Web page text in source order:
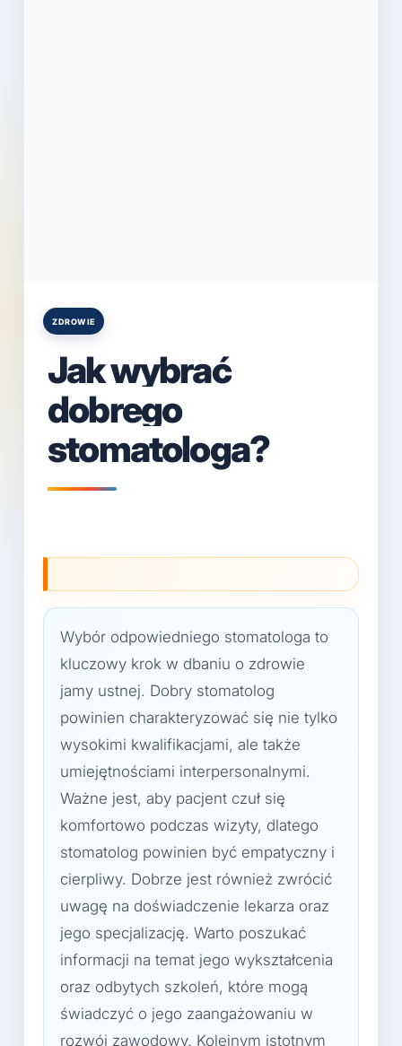
Posted
ZDROWIE
Jak wybrać
dobrego
stomatologa?
Wybór odpowiedniego stomatologa to
kluczowy krok w dbaniu o zdrowie
jamy ustnej. Dobry stomatolog
powinien charakteryzować się nie tylko
wysokimi kwalifikacjami, ale także
umiejętnościami interpersonalnymi.
Ważne jest, aby pacjent czuł się
komfortowo podczas wizyty, dlatego
stomatolog powinien być empatyczny i
cierpliwy. Dobrze jest również zwrócić
uwagę na doświadczenie lekarza oraz
jego specjalizację. Warto poszukać
informacji na temat jego wykształcenia
oraz odbytych szkoleń, które mogą
świadczyć o jego zaangażowaniu w
rozwój zawodowy. Kolejnym istotnym